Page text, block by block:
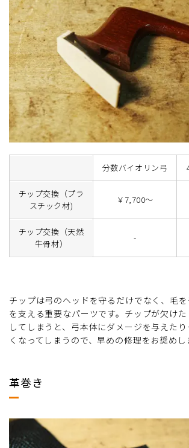
分数バイオリン弓
チップ交換（プラ
スチック材)
￥7,700～
チップ交換（天然
牛骨材）
-
チップは弓のヘッドを守るだけでなく、毛
を支える重要なパーツです。チップが欠け
してしまうと、弓本体にダメージを与えた
くなってしまうので、早めの修理をお奨めし
革巻き